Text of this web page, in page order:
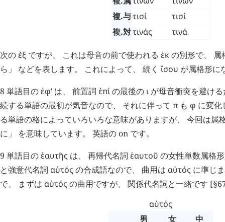
複.与τισί
τισί
複.対τινάς τινά
次のἐξ ですが、 これは母音の前で使われる ἐκ の別形で、 属
ら」 などを表します。 これによって、 続くἴσου が属格形に
8 単語目のἐφ’ は、 前置詞 ἐπίの最後の ι が母音衝突を避け
続する単語の最初が気音なので、 それに伴って π も φ に変
る単語の格によっていろいろな意味がありますが、 今回は属
に」 を意味しています。 英語の on です。
9 単語目のἑαυτῆς は、 再帰代名詞 ἑαυτοῦ の女性単数属格
と強意代名詞 αὐτός の合成語なので、 曲用は αὐτός に準じ
で、 まずは αὐτός の曲用ですが、 関係代名詞と一緒です
αὐτός
男
女
中